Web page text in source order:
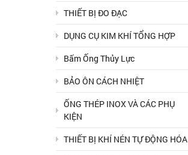
THIẾT BỊ ĐO ĐẠC
DỤNG CỤ KIM KHÍ TỔNG HỢP
Bấm Ống Thủy Lực
BẢO ÔN CÁCH NHIỆT
ỐNG THÉP INOX VÀ CÁC PHỤ
KIỆN
THIẾT BỊ KHÍ NÉN TỰ ĐỘNG HÓA